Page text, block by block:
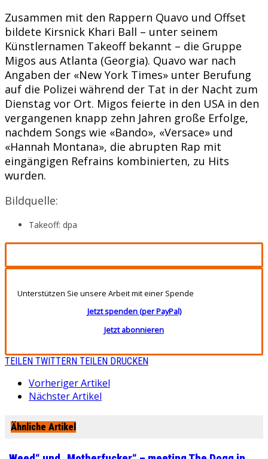
Zusammen mit den Rappern Quavo und Offset
bildete Kirsnick Khari Ball – unter seinem
Künstlernamen Takeoff bekannt – die Gruppe
Migos aus Atlanta (Georgia). Quavo war nach
Angaben der «New York Times» unter Berufung
auf die Polizei während der Tat in der Nacht zum
Dienstag vor Ort. Migos feierte in den USA in den
vergangenen knapp zehn Jahren große Erfolge,
nachdem Songs wie «Bando», «Versace» und
«Hannah Montana», die abrupten Rap mit
eingängigen Refrains kombinierten, zu Hits
wurden.
Bildquelle:
Takeoff: dpa
Unterstützen Sie unsere Arbeit mit einer Spende
Jetzt spenden (per PayPal)
Jetzt abonnieren
TEILEN TWITTERN TEILEN DRUCKEN
Vorheriger Artikel
Nächster Artikel
Ähnliche Artikel